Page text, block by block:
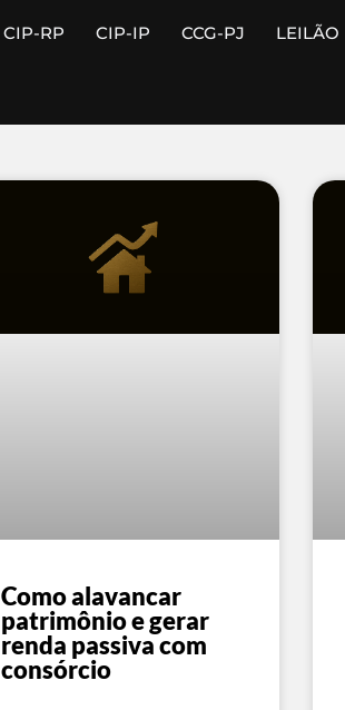
CIP-RP CIP-IP CCG-PJ LEILÃO
Como alavancar
patrimônio e gerar
renda passiva com
consórcio